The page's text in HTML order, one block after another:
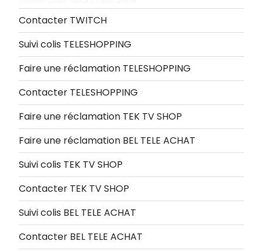
Contacter TWITCH
Suivi colis TELESHOPPING
Faire une réclamation TELESHOPPING
Contacter TELESHOPPING
Faire une réclamation TEK TV SHOP
Faire une réclamation BEL TELE ACHAT
Suivi colis TEK TV SHOP
Contacter TEK TV SHOP
Suivi colis BEL TELE ACHAT
Contacter BEL TELE ACHAT